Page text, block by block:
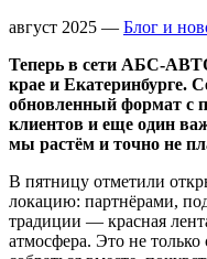
август 2025 — Блог и
Теперь в сети АБС-
крае и Екатеринбурге.
обновленный формат
клиентов и еще один
мы растём и точно не
В пятницу отметили
локацию: партнёрами,
традиции — красная
атмосфера. Это не только